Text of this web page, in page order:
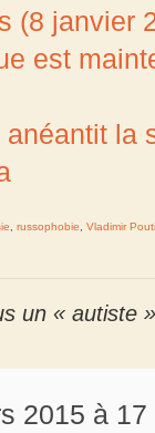
(8 janvier
est
anéantit
russophobie Vladimir
un « autiste
2015 à